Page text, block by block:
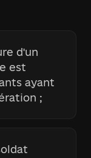
d'un
est
ayant
;